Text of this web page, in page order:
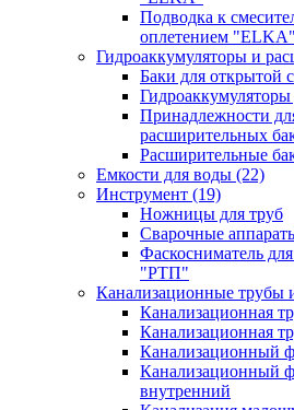
Подводка к
оплетением "ELKA"
Гидроаккумуляторы и
Баки для открытой
Принадлежности
расширительных
Расширительные
Емкости для воды (22)
Инструмент (19)
Ножницы для труб
Сварочные
Фаскосниматель
"РТП"
Канализационные трубы
Канализационная
Канализационная
Канализационный
Канализационный
внутренний